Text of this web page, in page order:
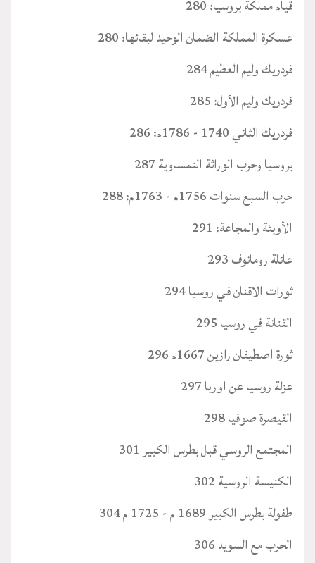
قيام مملكة بروسيا: 280
عسكرة المملكة الضمان الوحيد لبقائها: 280
فردريك وليم العظيم 284
فردريك وليم الأول: 285
فردريك الثاني 1740 - 1786م: 286
بروسيا وحرب الوراثة النمساوية 287
حرب السبع سنوات 1756م - 1763م: 288
الأوبئة والمجاعة: 291
عائلة رومانوف 293
ثورات الاقنان في روسيا 294
القنانة في روسيا 295
ثورة اصطيفان رازين 1667م 296
عزلة روسيا عن اوربا 297
القيصرة صوفيا 298
المجتمع الروسي قبل بطرس الكبير 301
الكنيسة الروسية 302
طفولة بطرس الكبير 1689 م - 1725 م 304
الحرب مع السويد 306